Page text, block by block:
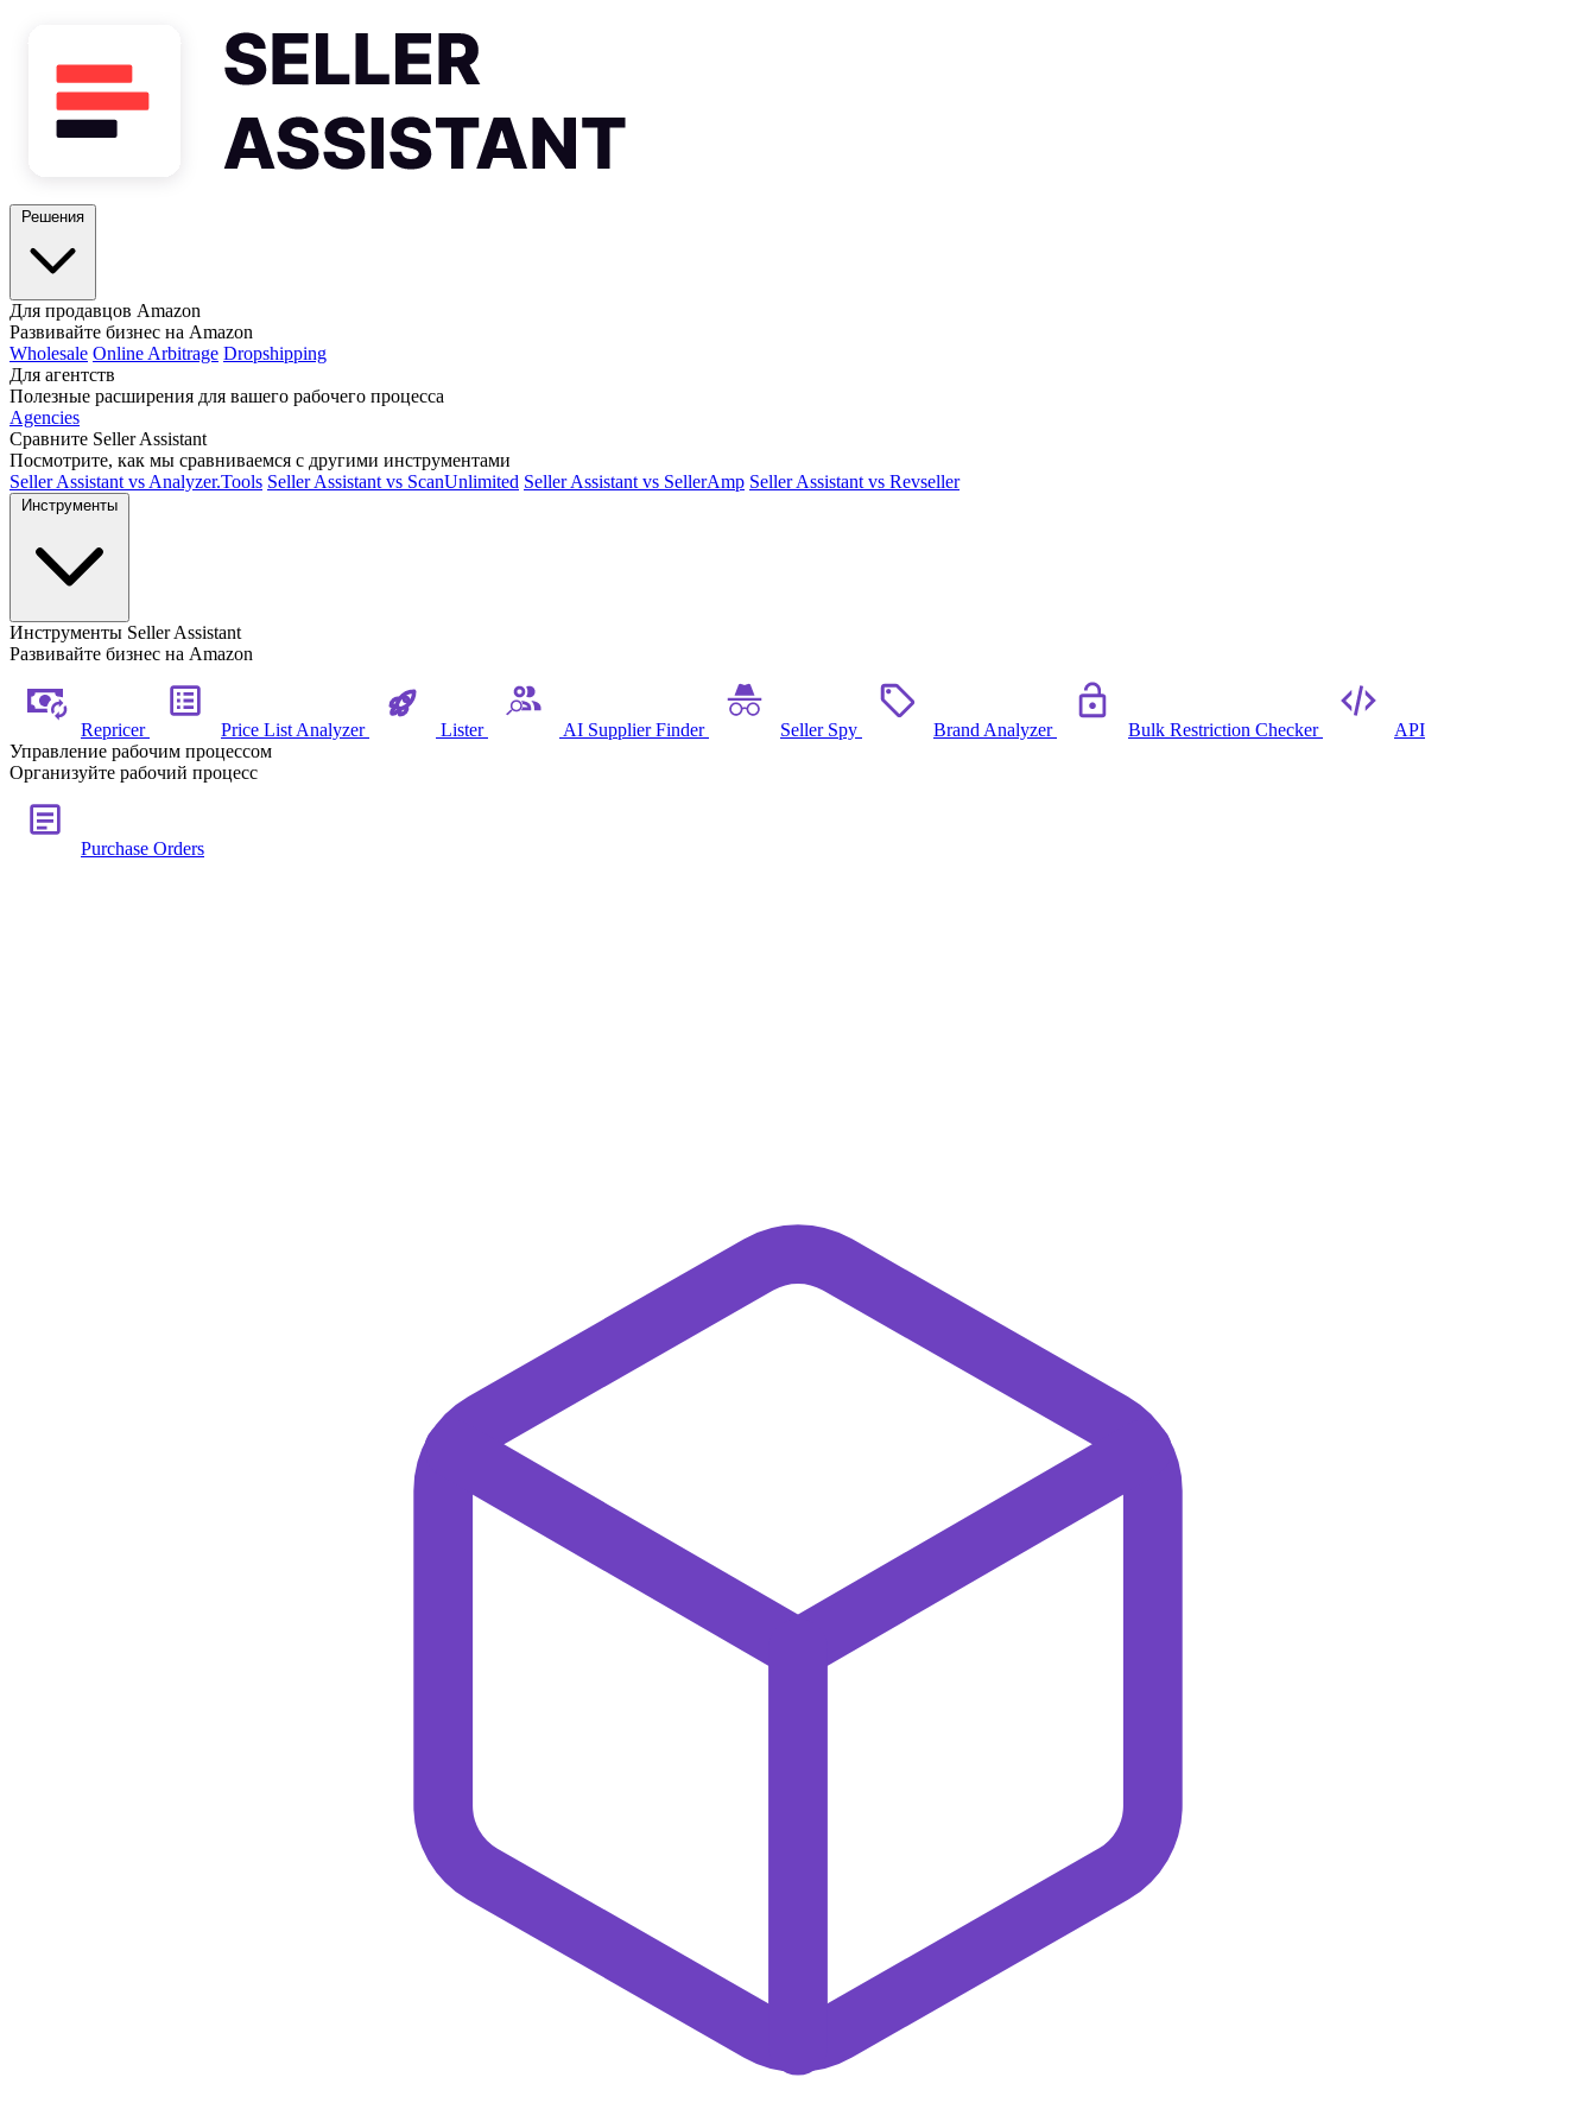
Для продавцов Amazon
Развивайте бизнес на Amazon
Wholesale Online Arbitrage Dropshipping
Для агентств
Полезные расширения для вашего рабочего процесса
Agencies
Сравните Seller Assistant
Посмотрите, как мы сравниваемся с другими инструментами
Seller Assistant vs Analyzer.Tools Seller Assistant vs ScanUnlimited Seller Assistant vs SellerAmp Seller Assistant vs Revseller
Инструменты Seller Assistant
Развивайте бизнес на Amazon
Repricer Price List Analyzer Lister AI Supplier Finder Seller Spy Brand Analyzer Bulk Restriction Checker
API
Управление рабочим процессом
Организуйте рабочий процесс
Purchase Orders